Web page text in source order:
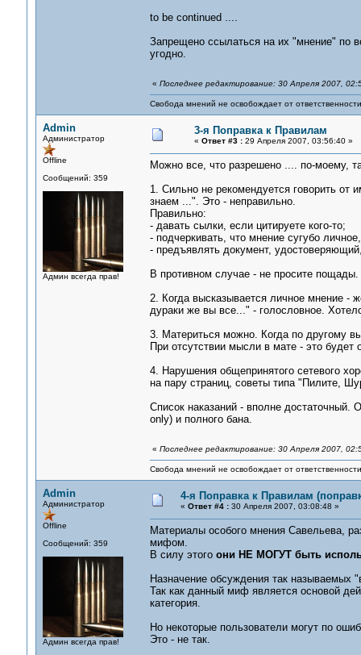
to be continued ....
Запрещено ссылаться на их "мнение" по
угодно.
« Последнее редактирование: 30 Апреля 2007,
Свобода мнений не освобождает от
Admin
Администратор
Offline
Сообщений: 359
Админ всегда прав!
3-я Поправка к Правилам
« Ответ #3 :29 Апреля 2007, 03:56:40 »
Можно все, что разрешено .... по-моему,
1. Сильно не рекомендуется говорить
знаем ...". Это - неправильно.
Правильно:
- давать сылки, если цитируете кого-то;
- подчеркивать, что мнение сугубо
- предъявлять документ,
В противном случае - не просите пощады.
2. Когда высказывается личное мнение -
дураки же вы все..." - голословное.
3. Материться можно. Когда по другому
При отсутствии мысли в мате - это будет
4. Нарушения общепринятого сетевого
на пару страниц, советы типа "Пилите,
Список наказаний - вполне достаточный.
only) и полного бана.
« Последнее редактирование: 30 Апреля 2007,
Свобода мнений не освобождает от
Admin
Администратор
Offline
Сообщений: 359
Админ всегда прав!
4-я Поправка к Правилам
« Ответ #4 :30 Апреля 2007, 03:08:48 »
Материалы особого мнения Савельева,
мифом.
В силу этого они НЕ МОГУТ быть
Назначение обсуждения так
Так как данный миф является основой
категория.
Но некоторые пользователи могут по
Это - не так.